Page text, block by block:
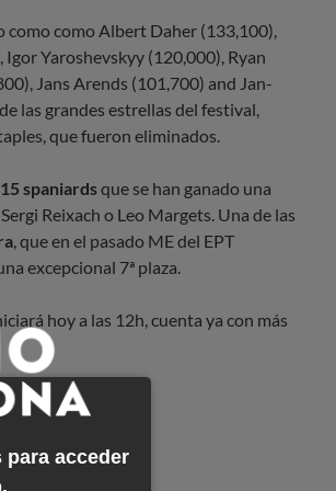
como como Albert Daher (133,100),
Yaroshevskyy (120,000), Ryan
Jans Arends (101,700) and Jan-
las grandes estrellas del festival,
que fueron eliminados.
15 spaniardsque se han ganado una
Reixach o Leo Margets. Una de las
, que en el pasado ME del EPT
excepcional 7ª plaza.
hoy a las 12h, cuenta ya con más
para acceder